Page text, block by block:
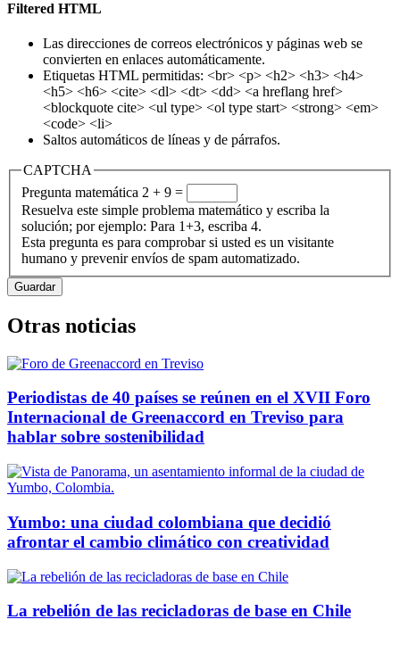
Filtered HTML
Las direcciones de correos electrónicos y páginas web se
convierten en enlaces automáticamente.
Etiquetas HTML permitidas: <br> <p> <h2> <h3> <h4>
<h5> <h6> <cite> <dl> <dt> <dd> <a hreflang href>
<blockquote cite> <ul type> <ol type start> <strong> <em>
<code> <li>
Saltos automáticos de líneas y de párrafos.
CAPTCHA
Pregunta matemática 2 + 9 =
Resuelva este simple problema matemático y escriba la
solución; por ejemplo: Para 1+3, escriba 4.
Esta pregunta es para comprobar si usted es un visitante
humano y prevenir envíos de spam automatizado.
Otras noticias
Periodistas de 40 países se reúnen en el XVII Foro
Internacional de Greenaccord en Treviso para
hablar sobre sostenibilidad
Yumbo: una ciudad colombiana que decidió
afrontar el cambio climático con creatividad
La rebelión de las recicladoras de base en Chile